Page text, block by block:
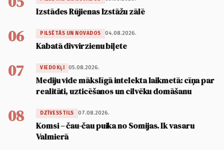
Izstādes Rūjienas Izstāžu zālē
06 PILSĒTĀS UN NOVADOS 04.08.2026.
Kabatā divvirzienu biļete
07 VIEDOKĻI 05.08.2026.
Mediju vide mākslīgā intelekta laikmetā: cīņa par
realitāti, uzticēšanos un cilvēku domāšanu
08 DZĪVESSTILS 07.08.2026.
Komsi – čau-čau puika no Somijas. Ik vasaru
Valmierā